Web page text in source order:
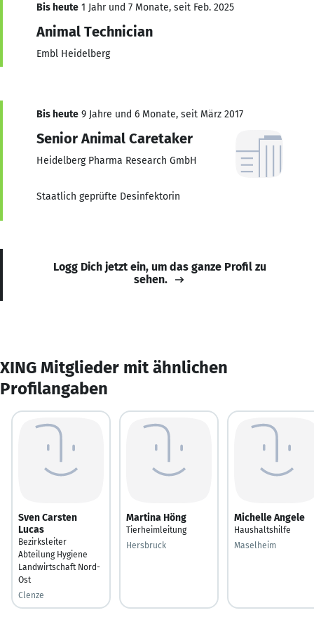
Bis heute 1 Jahr und 7 Monate, seit Feb. 2025
Animal Technician
Embl Heidelberg
Bis heute 9 Jahre und 6 Monate, seit März 2017
Senior Animal Caretaker
Heidelberg Pharma Research GmbH
Staatlich geprüfte Desinfektorin
Logg Dich jetzt ein, um das ganze Profil zu
sehen.
XING Mitglieder mit ähnlichen
Profilangaben
Sven Carsten
Lucas
Bezirksleiter
Abteilung Hygiene
Landwirtschaft Nord-
Ost
Clenze
Martina Höng
Tierheimleitung
Hersbruck
Michelle Angele
Haushaltshilfe
Maselheim